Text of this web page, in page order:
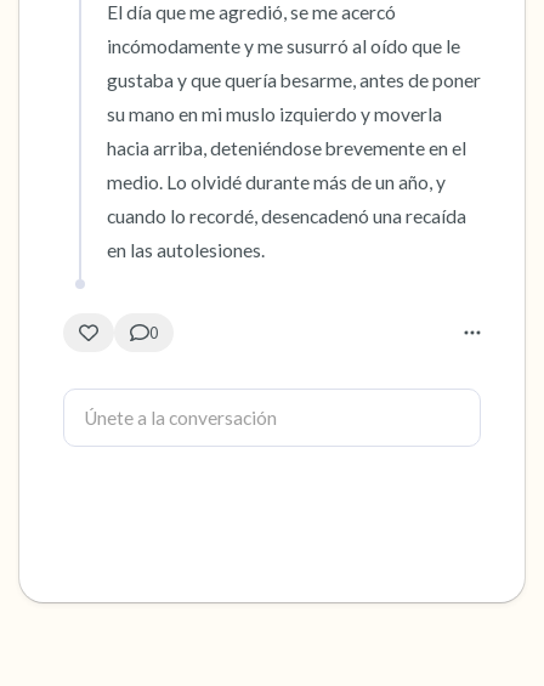
El día que me agredió, se me acercó
incómodamente y me susurró al oído que le
gustaba y que quería besarme, antes de poner
su mano en mi muslo izquierdo y moverla
hacia arriba, deteniéndose brevemente en el
medio. Lo olvidé durante más de un año, y
cuando lo recordé, desencadenó una recaída
en las autolesiones.
0